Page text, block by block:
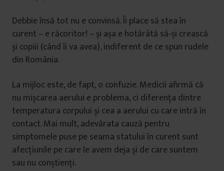
Debbie însă tot nu e convinsă. Îi place să stea în
curent – e răcoritor! – și așa e hotărâtă să‑și crească
și copiii (când îi va avea), indiferent de ce spun rudele
din România.
La mijloc este, de fapt, o confuzie. Medicii afirmă că
nu mișcarea aerului e problema, ci diferența dintre
temperatura corpului și cea a aerului cu care intră în
contact. Mai mult, adevărata cauză pentru
simptomele puse pe seama statului în curent sunt
afecțiunile pe care le avem deja și de care suntem
sau nu conștienți.